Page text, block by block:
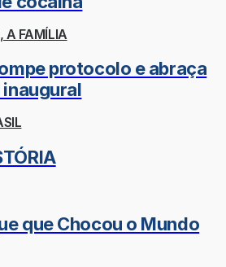
A FAMÍLIA
protocolo e abraça
que Chocou o Mundo